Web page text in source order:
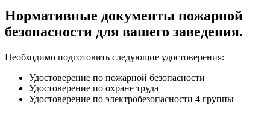
Нормативные документы пожарной
безопасности для вашего заведения.
Необходимо подготовить следующие удостоверения:
Удостоверение по пожарной безопасности
Удостоверение по охране труда
Удостоверение по электробезопасности 4 группы